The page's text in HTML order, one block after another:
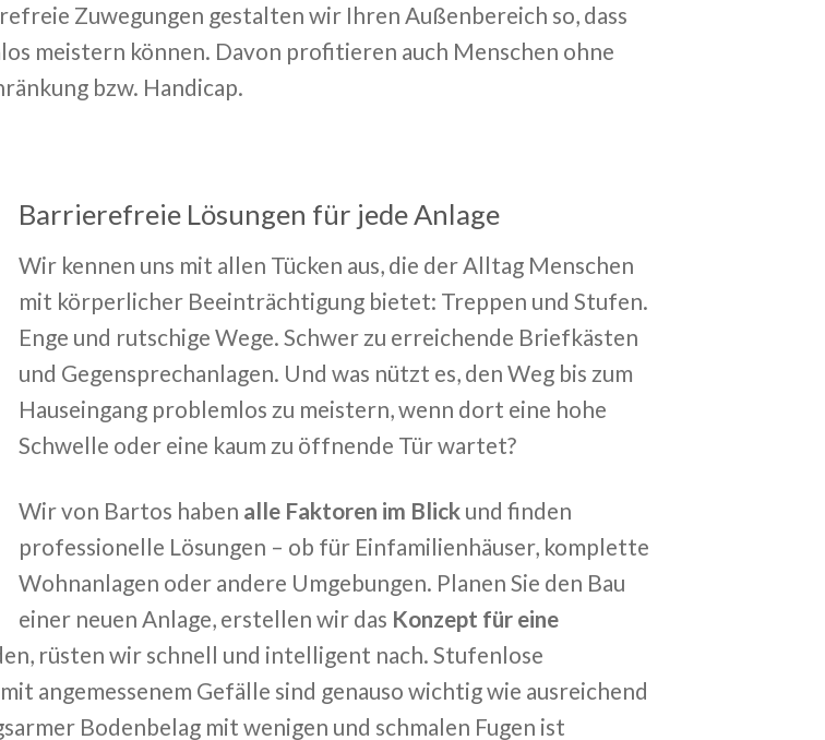
Zuwegungen gestalten wir Ihren Außenbereich so, dass
meistern können. Davon profitieren auch Menschen ohne
bzw. Handicap.
Barrierefreie Lösungen für jede Anlage
Wir kennen uns mit allen Tücken aus, die der Alltag Menschen
mit körperlicher Beeinträchtigung bietet: Treppen und Stufen.
Enge und rutschige Wege. Schwer zu erreichende Briefkästen
und Gegensprechanlagen. Und was nützt es, den Weg bis zum
Hauseingang problemlos zu meistern, wenn dort eine hohe
Schwelle oder eine kaum zu öffnende Tür wartet?
Wir von Bartos haben alle Faktoren im Blick und finden
professionelle Lösungen – ob für Einfamilienhäuser, komplette
Wohnanlagen oder andere Umgebungen. Planen Sie den Bau
einer neuen Anlage, erstellen wir das Konzept für eine
rüsten wir schnell und intelligent nach. Stufenlose
angemessenem Gefälle sind genauso wichtig wie ausreichend
Bodenbelag mit wenigen und schmalen Fugen ist